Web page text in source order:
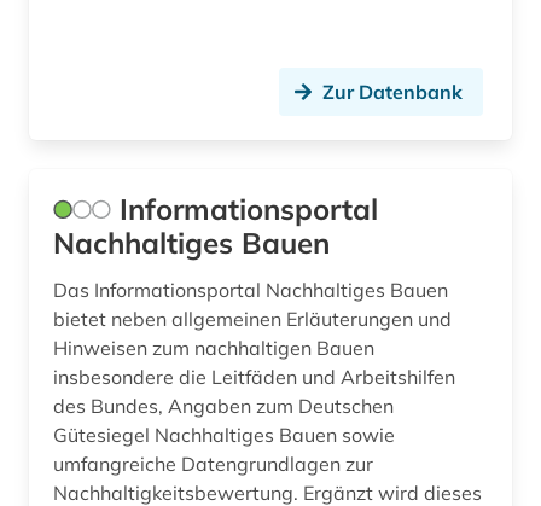
Zur Datenbank
Informationsportal
Nachhaltiges Bauen
Das Informationsportal Nachhaltiges Bauen
bietet neben allgemeinen Erläuterungen und
Hinweisen zum nachhaltigen Bauen
insbesondere die Leitfäden und Arbeitshilfen
des Bundes, Angaben zum Deutschen
Gütesiegel Nachhaltiges Bauen sowie
umfangreiche Datengrundlagen zur
Nachhaltigkeitsbewertung. Ergänzt wird dieses